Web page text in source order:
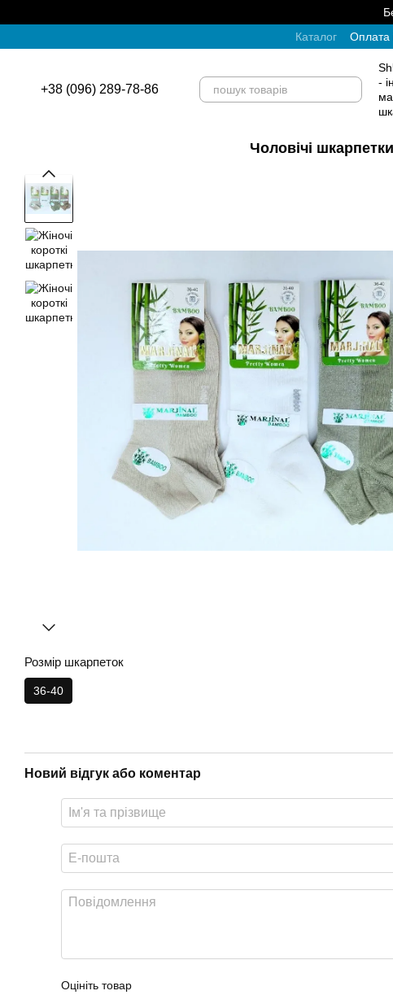
Каталог
Оплата
+38 (096) 289-78-86
-
Чоловічі шкарпетки
Розмір шкарпеток
36-40
Новий відгук або коментар
Оцініть товар